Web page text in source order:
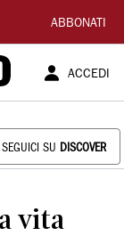
ABBONATI
ACCEDI
SEGUICI SU DISCOVER
vita